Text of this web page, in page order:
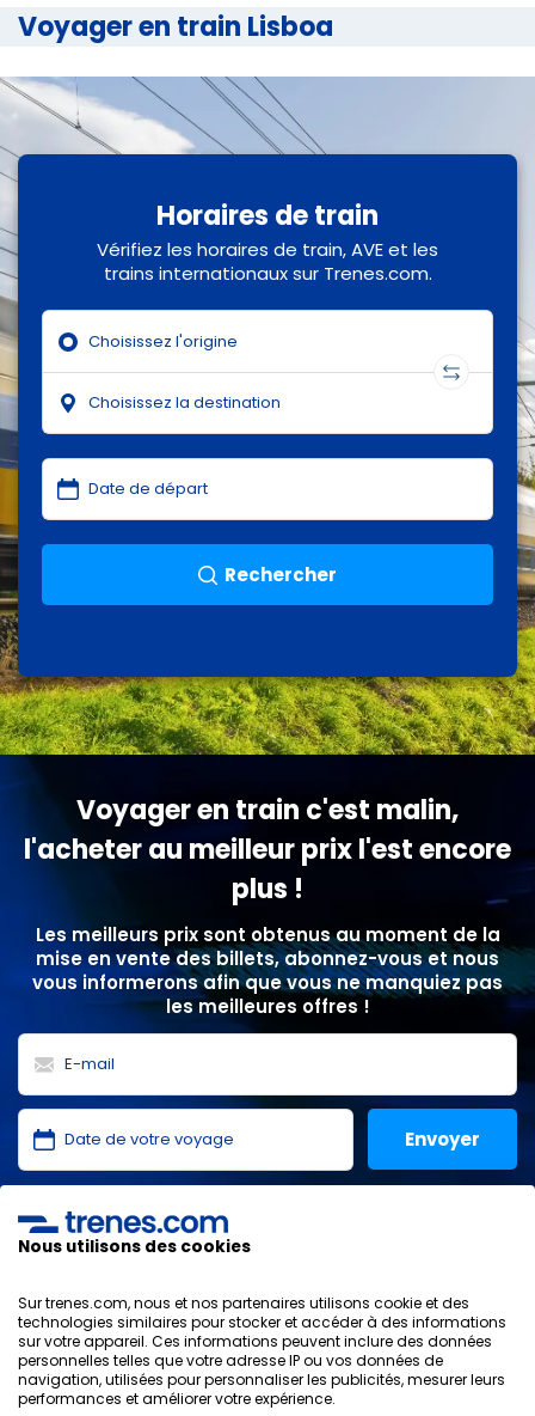
Voyager en train Lisboa
Horaires de train
Vérifiez les horaires de train, AVE et les
trains internationaux sur Trenes.com.
Rechercher
Voyager en train c'est malin,
l'acheter au meilleur prix l'est encore
plus !
Les meilleurs prix sont obtenus au moment de la
mise en vente des billets, abonnez-vous et nous
vous informerons afin que vous ne manquiez pas
les meilleures offres !
J'ai lu et j'accepte les
protection des données,
Politique de confidentialité
Conditions générales
Nous utilisons des cookies
Sur trenes.com, nous et nos partenaires utilisons cookie et des
technologies similaires pour stocker et accéder à des informations
sur votre appareil. Ces informations peuvent inclure des données
personnelles telles que votre adresse IP ou vos données de
navigation, utilisées pour personnaliser les publicités, mesurer leurs
performances et améliorer votre expérience.